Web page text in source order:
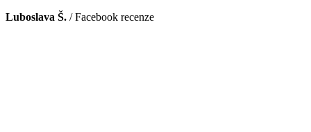
Luboslava Š. /Facebook recenze